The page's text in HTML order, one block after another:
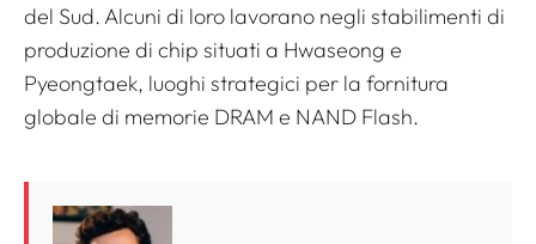
del Sud. Alcuni di loro lavorano negli stabilimenti di
produzione di chip situati a Hwaseong e
Pyeongtaek, luoghi strategici per la fornitura
globale di memorie DRAM e NAND Flash.